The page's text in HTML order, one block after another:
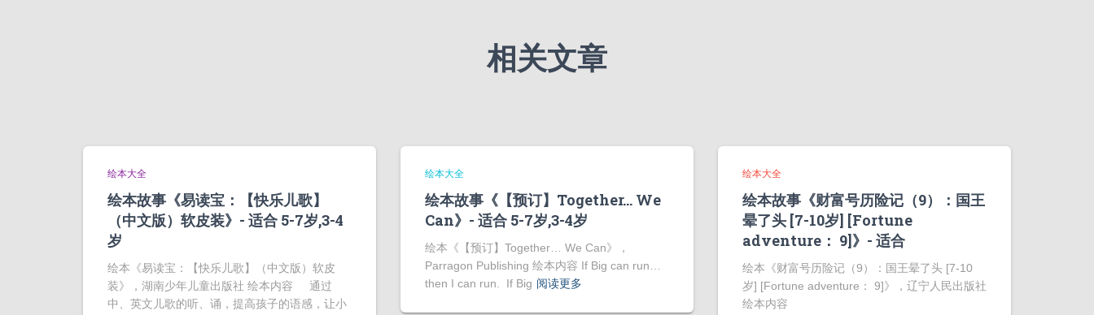
相关文章
绘本大全
绘本故事《易读宝：【快乐儿歌】
（中文版）软皮装》- 适合 5-7岁,3-4
岁
绘本《易读宝：【快乐儿歌】（中文版）软皮
装》，湖南少年儿童出版社 绘本内容 通过
中、英文儿歌的听、诵，提高孩子的语感，让小
绘本大全
绘本故事《【预订】Together… We
Can》- 适合 5-7岁,3-4岁
绘本《【预订】Together… We Can》，
Parragon Publishing 绘本内容 If Big can run…
then I can run. If Big 阅读更多
绘本大全
绘本故事《财富号历险记（9）：国王
晕了头 [7-10岁] [Fortune
adventure： 9]》- 适合
绘本《财富号历险记（9）：国王晕了头 [7-10
岁] [Fortune adventure： 9]》，辽宁人民出版社
绘本内容